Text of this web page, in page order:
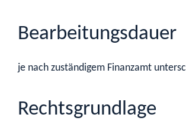
Bearbeitungsdauer
je nach zuständigem Finanzamt
Rechtsgrundlage